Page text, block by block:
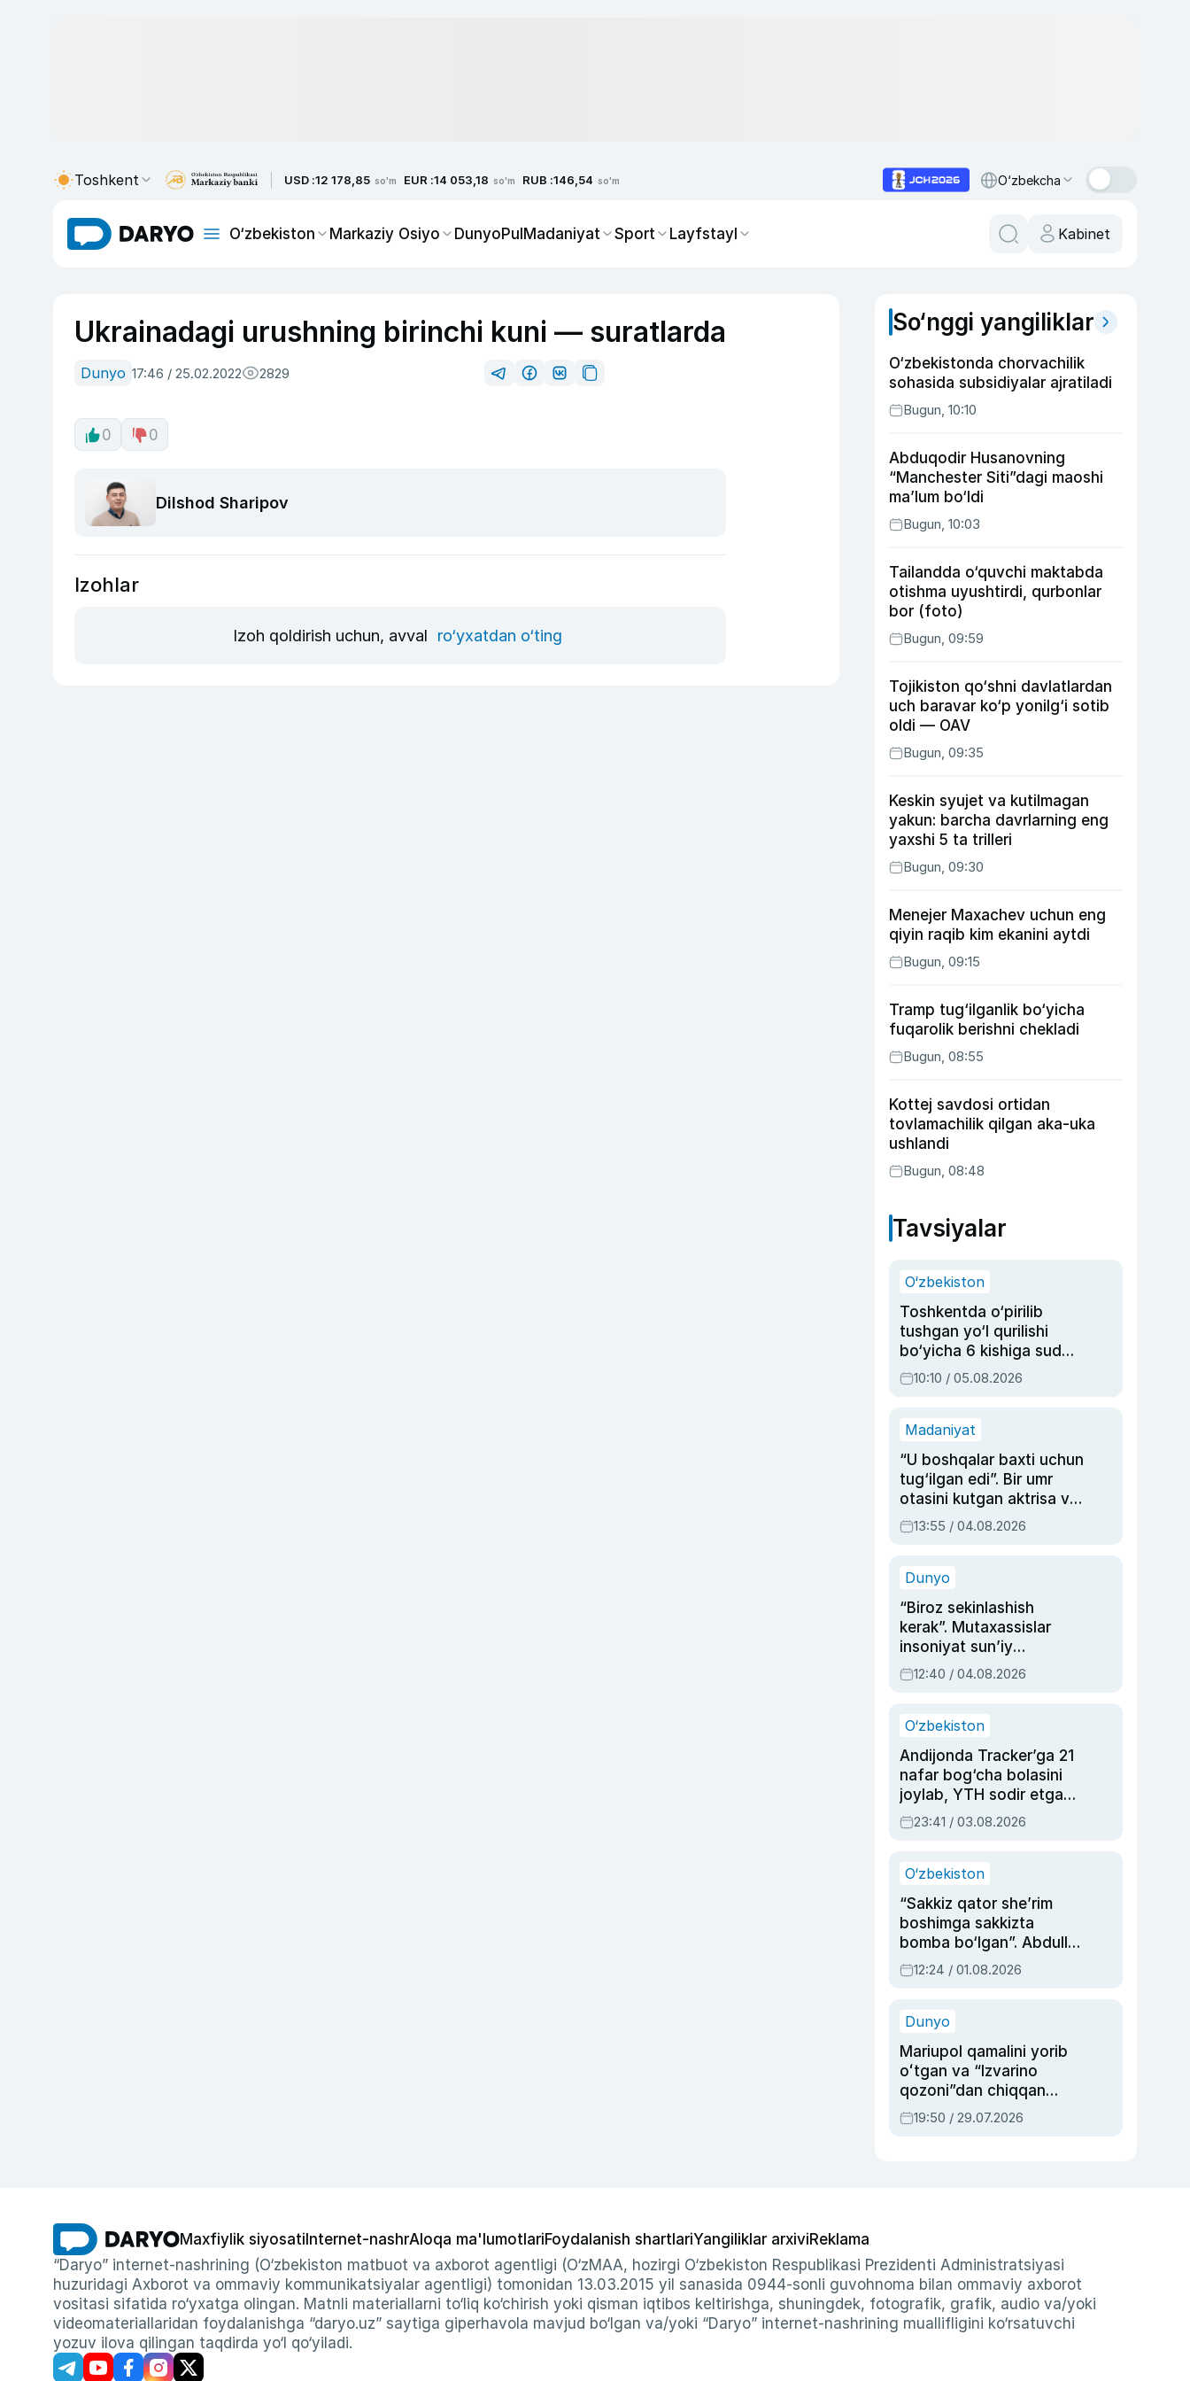
Toshkent USD :12 178,85 so'm EUR :14 053,18 so'm RUB :146,54 so'm O‘zbekcha
O‘zbekiston Markaziy Osiyo DunyoPulMadaniyat Sport Layfstayl Kabinet
Ukrainadagi urushning birinchi kuni — suratlarda
Dunyo 17:46 / 25.02.2022 2829
0 0
Dilshod Sharipov
Izohlar
Izoh qoldirish uchun, avval ro‘yxatdan o‘ting
So‘nggi yangiliklar
O‘zbekistonda chorvachilik
sohasida subsidiyalar ajratiladi
Bugun, 10:10
Abduqodir Husanovning
“Manchester Siti”dagi maoshi
ma’lum bo‘ldi
Bugun, 10:03
Tailandda o‘quvchi maktabda
otishma uyushtirdi, qurbonlar
bor (foto)
Bugun, 09:59
Tojikiston qo‘shni davlatlardan
uch baravar ko‘p yonilg‘i sotib
oldi — OAV
Bugun, 09:35
Keskin syujet va kutilmagan
yakun: barcha davrlarning eng
yaxshi 5 ta trilleri
Bugun, 09:30
Menejer Maxachev uchun eng
qiyin raqib kim ekanini aytdi
Bugun, 09:15
Tramp tug‘ilganlik bo‘yicha
fuqarolik berishni chekladi
Bugun, 08:55
Kottej savdosi ortidan
tovlamachilik qilgan aka-uka
ushlandi
Bugun, 08:48
Tavsiyalar
O‘zbekiston
Toshkentda o‘pirilib
tushgan yo‘l qurilishi
bo‘yicha 6 kishiga sud
hukmi o‘qildi
10:10 / 05.08.2026
Madaniyat
“U boshqalar baxti uchun
tug‘ilgan edi”. Bir umr
otasini kutgan aktrisa va
dublyaj ustasi Rimma
Ahmedovaning
13:55 / 04.08.2026
Dunyo
“Biroz sekinlashish
kerak”. Mutaxassislar
insoniyat sun’iy
intellektni boshqara
olmay qolishidan xavotir
12:40 / 04.08.2026
O‘zbekiston
Andijonda Tracker’ga 21
nafar bog‘cha bolasini
joylab, YTH sodir etgan
ayolga sud hukmi o‘qildi
23:41 / 03.08.2026
O‘zbekiston
“Sakkiz qator she’rim
boshimga sakkizta
bomba bo‘lgan”. Abdulla
Oripovni siyosiy
ayblovlardan asrab
12:24 / 01.08.2026
Dunyo
Mariupol qamalini yorib
oʻtgan va “Izvarino
qozoni”dan chiqqan
qahramon — Ukraina
armiyasi bosh
19:50 / 29.07.2026
Maxfiylik siyosati Internet-nashrAloqa ma'lumotlariFoydalanish shartlariYangiliklar arxiviReklama
“Daryo” internet-nashrining (O‘zbekiston matbuot va axborot agentligi (O‘zMAA, hozirgi O‘zbekiston Respublikasi Prezidenti Administratsiyasi
huzuridagi Axborot va ommaviy kommunikatsiyalar agentligi) tomonidan 13.03.2015 yil sanasida 0944-sonli guvohnoma bilan ommaviy axborot
vositasi sifatida ro‘yxatga olingan. Matnli materiallarni to‘liq ko‘chirish yoki qisman iqtibos keltirishga, shuningdek, fotografik, grafik, audio va/yoki
videomateriallaridan foydalanishga “daryo.uz” saytiga giperhavola mavjud bo‘lgan va/yoki “Daryo” internet-nashrining muallifligini ko‘rsatuvchi
yozuv ilova qilingan taqdirda yo‘l qo‘yiladi.